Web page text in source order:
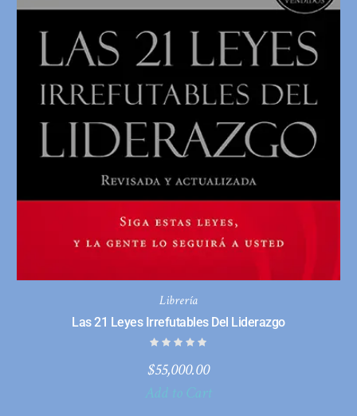
Librería
Las 21 Leyes Irrefutables Del Liderazgo
$55,000.00
Add to Cart